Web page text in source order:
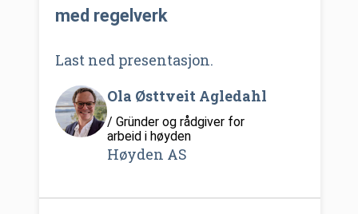
med regelverk
Last ned presentasjon.
Ola Østtveit Agledahl
/ Gründer og rådgiver for
arbeid i høyden
Høyden AS